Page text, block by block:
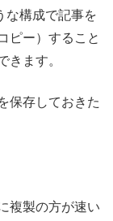
な構成で記事を
ピー）すること
きます。
保存しておきた
複製の方が速い